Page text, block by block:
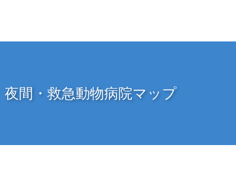
夜間・救急動物病院マップ